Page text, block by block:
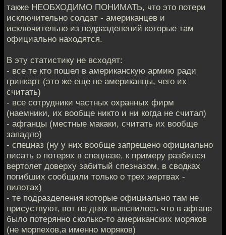
также НЕОБХОДИМО ПОНИМАТЬ, что это потери
исключительно солдат - американцев и
исключительно из подразделений которые там
официально находятся.
В эту статистику не всходят:
- все те кто пошел в американскую армию ради
гринкарт (это же еще не американцы, чего их
считать)
- все сотрудники частных охранных фирм
(наемники, их вообще никто и ни когда не считал)
- афганцы (местные макаки, считать их вообще
западло)
- спецназ (ну у них вообще запрещено официально
писать о потерях в спецназе, к примеру разбился
вертолет доверху забитый спезназом, в сводках
погибших сообщили только о трех жертвах -
пилотах)
- те подразделения которые официально там не
присуствуют, вот на днях выяснилось что в афгане
было потерянно сколько-то американских моряков
(не морпехов,а именно моряков)